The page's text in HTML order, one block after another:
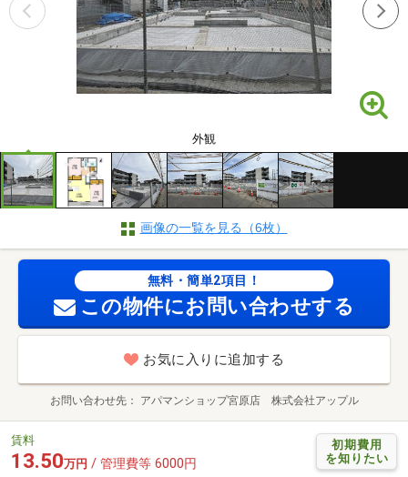
外観
画像の一覧を見る（6枚）
無料・簡単2項目！
この物件にお問い合わせする
お気に入りに追加する
お問い合わせ先 アパマンショップ宮原店 株式会社アップル
初期費用
を知りたい
賃料
13.50万円 / 管理費等 6000円